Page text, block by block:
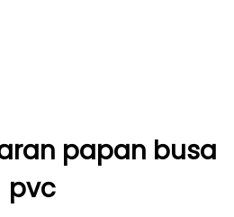
papan busa
pvc